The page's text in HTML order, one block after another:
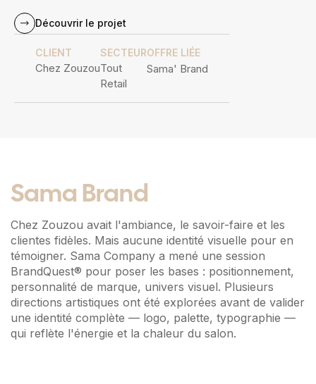
Découvrir le projet
CLIENT
Chez Zouzou
SECTEUR
Tout
Retail
OFFRE LIÉE
Sama' Brand
Sama Brand
Chez Zouzou avait l'ambiance, le savoir-faire et les
clientes fidèles. Mais aucune identité visuelle pour en
témoigner. Sama Company a mené une session
BrandQuest® pour poser les bases : positionnement,
personnalité de marque, univers visuel. Plusieurs
directions artistiques ont été explorées avant de valider
une identité complète — logo, palette, typographie —
qui reflète l'énergie et la chaleur du salon.